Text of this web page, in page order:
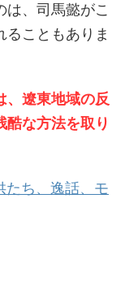
、司馬懿がこ
こともありま
、遼東地域の反
酷な方法を取り
ち、逸話、モ